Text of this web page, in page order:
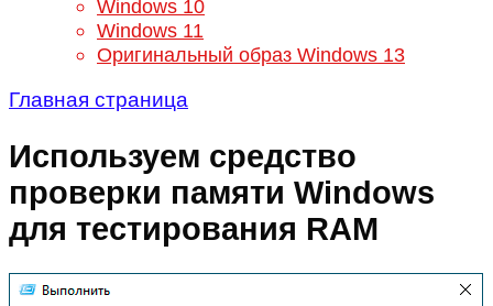
Windows 10
Windows 11
Оригинальный образ Windows 13
Главная страница
Используем средство
проверки памяти Windows
для тестирования RAM